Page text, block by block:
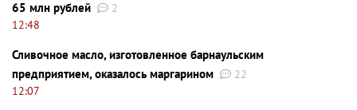
65 млн рублей
2
12:48
Сливочное масло, изготовленное барнаульским
предприятием, оказалось маргарином
22
12:07